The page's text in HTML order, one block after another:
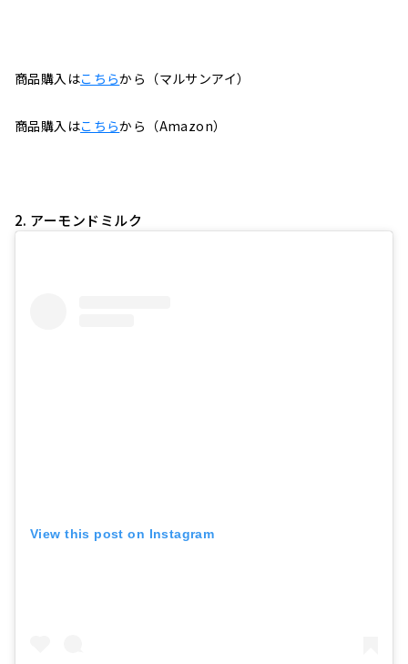
商品購入はこちらから（マルサンアイ）
商品購入はこちらから（Amazon）
2. アーモンドミルク
View this post on Instagram